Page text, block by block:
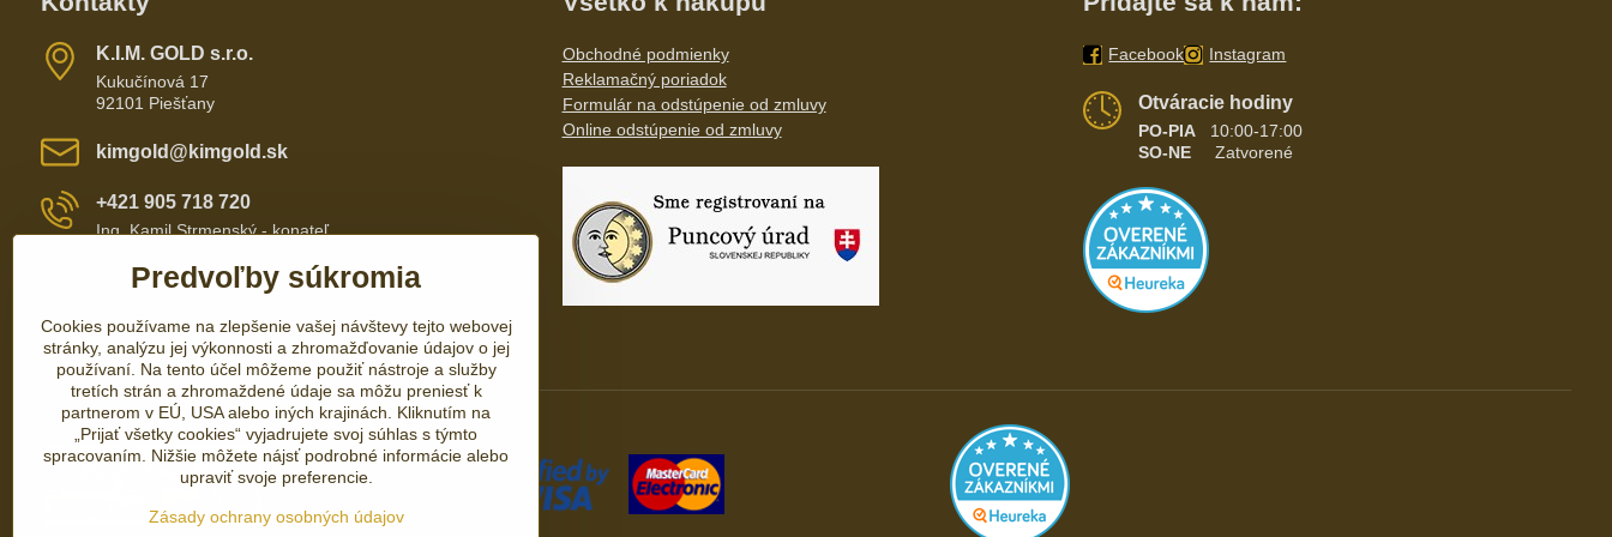
K​​.I​​.M​​. GOLD s​​.r​​.o​​.
Kukučínová 17
92101 Piešťany
kimgold​@kimgold​.sk
+421 905 718 720
Ing. Kamil Strmenský - konateľ
+421 905 657 700
+421 337 735 110
Obchodné podmienky
Reklamačný poriadok
Formulár na odstúpenie od zmluvy
Online odstúpenie od zmluvy
Facebook Instagram
Otváracie hodiny
PO-PIA
10:00-17:00
SO-NE Zatvorené
Predvoľby súkromia
Cookies používame na zlepšenie vašej návštevy tejto webovej
stránky, analýzu jej výkonnosti a zhromažďovanie údajov o jej
používaní. Na tento účel môžeme použiť nástroje a služby
tretích strán a zhromaždené údaje sa môžu preniesť k
partnerom v EÚ, USA alebo iných krajinách. Kliknutím na
„Prijať všetky cookies“ vyjadrujete svoj súhlas s týmto
spracovaním. Nižšie môžete nájsť podrobné informácie alebo
upraviť svoje preferencie.
Zásady ochrany osobných údajov